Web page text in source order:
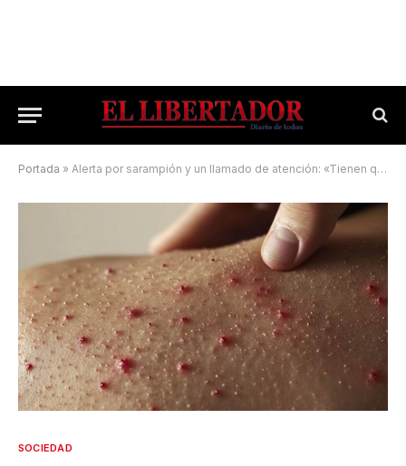
Portada » Alerta por sarampión y un llamado de atención: «Tienen que vacunarse»
SOCIEDAD